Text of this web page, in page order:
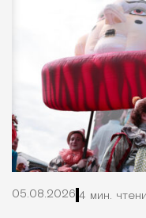
05.08.2026 4 мин.